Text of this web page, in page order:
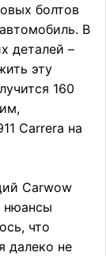
болтов
В
деталей –
эту
160
Carrera на
Carwow
нюансы
что
далеко не